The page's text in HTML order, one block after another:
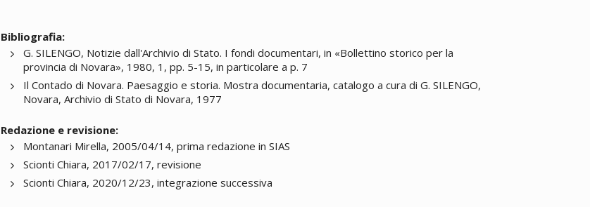
Bibliografia:
G. SILENGO, Notizie dall'Archivio di Stato. I fondi documentari, in «Bollettino storico per la
provincia di Novara», 1980, 1, pp. 5-15, in particolare a p. 7
Il Contado di Novara. Paesaggio e storia. Mostra documentaria, catalogo a cura di G. SILENGO,
Novara, Archivio di Stato di Novara, 1977
Redazione e revisione:
Montanari Mirella, 2005/04/14, prima redazione in SIAS
Scionti Chiara, 2017/02/17, revisione
Scionti Chiara, 2020/12/23, integrazione successiva